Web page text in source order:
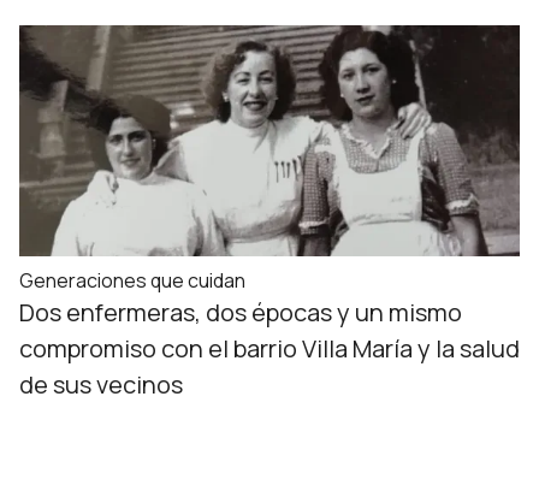
Generaciones que cuidan
Dos enfermeras, dos épocas y un mismo
compromiso con el barrio Villa María y la salud
de sus vecinos